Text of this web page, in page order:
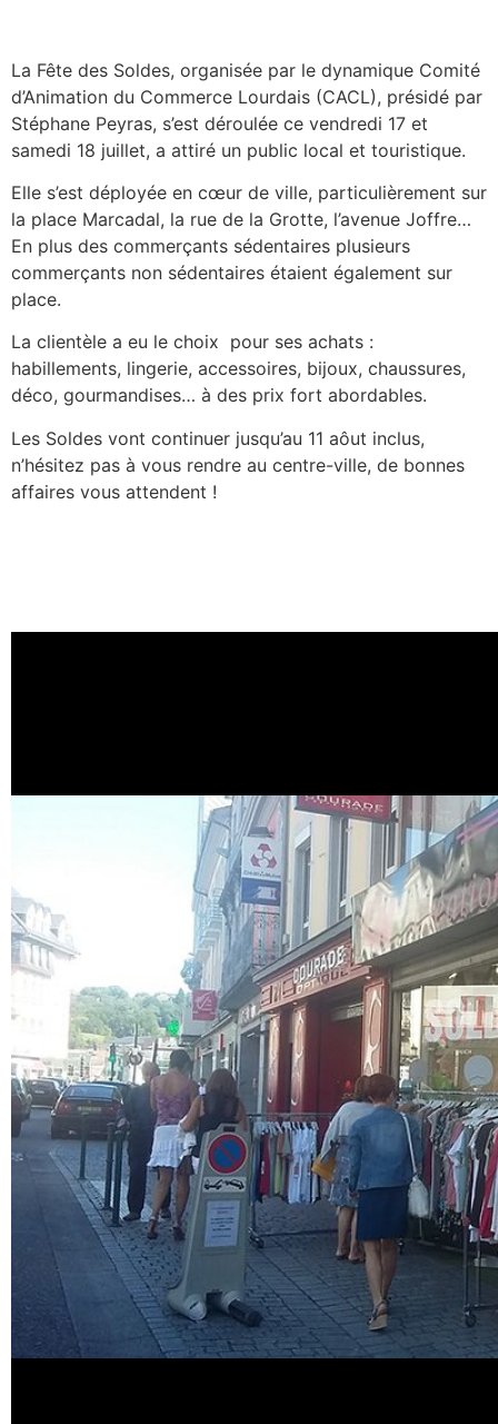
La Fête des Soldes, organisée par le dynamique Comité
d’Animation du Commerce Lourdais (CACL), présidé par
Stéphane Peyras, s’est déroulée ce vendredi 17 et
samedi 18 juillet, a attiré un public local et touristique.
Elle s’est déployée en cœur de ville, particulièrement sur
la place Marcadal, la rue de la Grotte, l’avenue Joffre…
En plus des commerçants sédentaires plusieurs
commerçants non sédentaires étaient également sur
place.
La clientèle a eu le choix pour ses achats :
habillements, lingerie, accessoires, bijoux, chaussures,
déco, gourmandises… à des prix fort abordables.
Les Soldes vont continuer jusqu’au 11 aôut inclus,
n’hésitez pas à vous rendre au centre-ville, de bonnes
affaires vous attendent !